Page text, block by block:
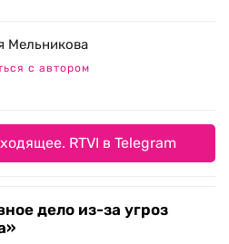
Мельникова
с автором
RTVI в Telegram
дело из-за угроз